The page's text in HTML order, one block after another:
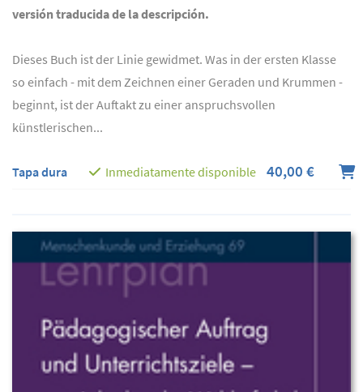
versión traducida de la descripción.
Dieses Buch ist der Linie gewidmet. Was in der ersten Klasse
so einfach - mit dem Zeichnen einer Geraden und Krummen -
beginnt, ist der Auftakt zu einer anspruchsvollen
künstlerischen...
Tapa dura Inmediatamente disponible 40,00 €